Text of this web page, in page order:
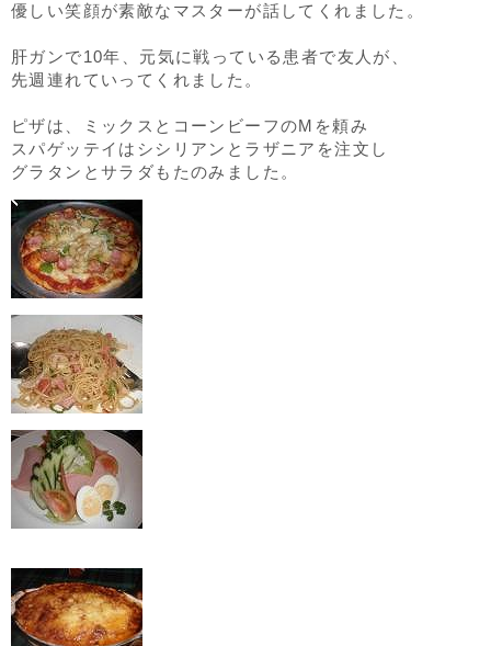
優しい笑顔が素敵なマスターが話してくれました。
肝ガンで10年、元気に戦っている患者で友人が、
先週連れていってくれました。
ピザは、ミックスとコーンビーフのMを頼み
スパゲッテイはシシリアンとラザニアを注文し
グラタンとサラダもたのみました。